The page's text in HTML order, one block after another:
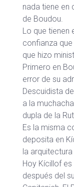
nada tiene en
de Boudou.
Lo que tienen
confianza
que hizo
Primero en
error de su
Descuidista
a la
dupla de la
Es la misma
deposita en
la
Hoy Kícillof
después del